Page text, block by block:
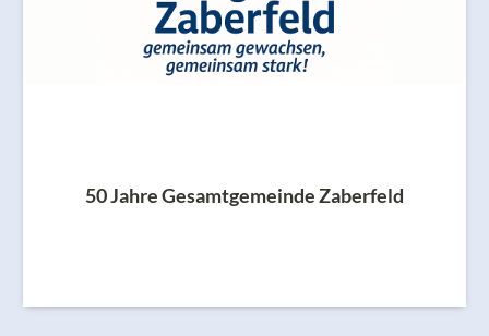
50 Jahre Gesamtgemeinde Zaberfeld